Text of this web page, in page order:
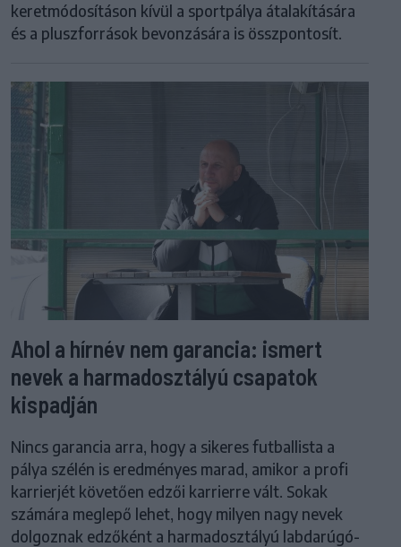
keretmódosításon kívül a sportpálya átalakítására
és a pluszforrások bevonzására is összpontosít.
Ahol a hírnév nem garancia: ismert
nevek a harmadosztályú csapatok
kispadján
Nincs garancia arra, hogy a sikeres futballista a
pálya szélén is eredményes marad, amikor a profi
karrierjét követően edzői karrierre vált. Sokak
számára meglepő lehet, hogy milyen nagy nevek
dolgoznak edzőként a harmadosztályú labdarúgó-